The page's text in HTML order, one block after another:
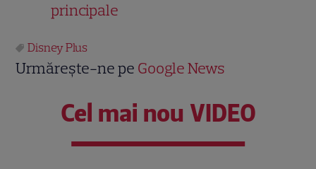
principale
Disney Plus
Urmărește-ne pe Google News
Cel mai nou VIDEO